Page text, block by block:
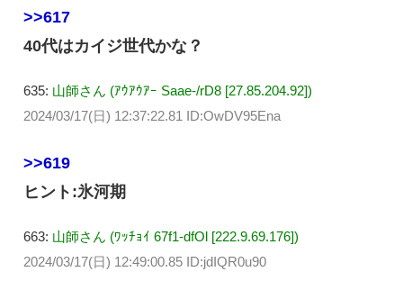
>>617
40代はカイジ世代かな？
635: 山師さん (ｱｳｱｳｱｰ Saae-/rD8 [27.85.204.92])
2024/03/17(日) 12:37:22.81 ID:OwDV95Ena
>>619
ヒント:氷河期
663: 山師さん (ﾜｯﾁｮｲ 67f1-dfOl [222.9.69.176])
2024/03/17(日) 12:49:00.85 ID:jdIQR0u90